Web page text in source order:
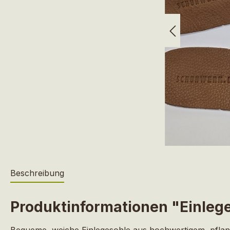
Beschreibung
Produktinformationen